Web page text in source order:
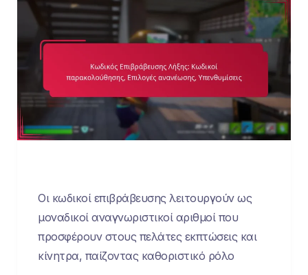
Οι κωδικοί επιβράβευσης λειτουργούν ως
μοναδικοί αναγνωριστικοί αριθμοί που
προσφέρουν στους πελάτες εκπτώσεις και
κίνητρα, παίζοντας καθοριστικό ρόλο